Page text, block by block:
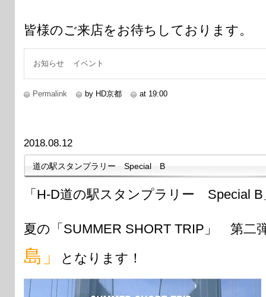
皆様のご来店をお待ちしております。
お知らせ イベント
Permalink by HD京都 at 19:00
2018.08.12
道の駅スタンプラリー Special B
「H-D道の駅スタンプラリー Special
夏の「SUMMER SHORT TRIP」 第二
島」 となります！